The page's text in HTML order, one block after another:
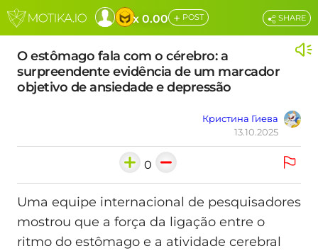
x 0.00 + POST
O estômago fala com o cérebro: a
surpreendente evidência de um marcador
objetivo de ansiedade e depressão
Кристина Гиева
13.10.2025
SHARE
0
Uma equipe internacional de pesquisadores
mostrou que a força da ligação entre o
ritmo do estômago e a atividade cerebral